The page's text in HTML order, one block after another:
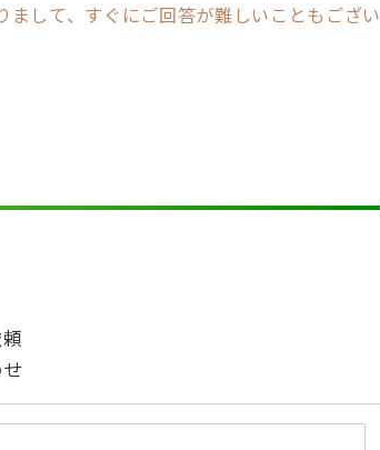
して、すぐにご回答が難しいこともござい